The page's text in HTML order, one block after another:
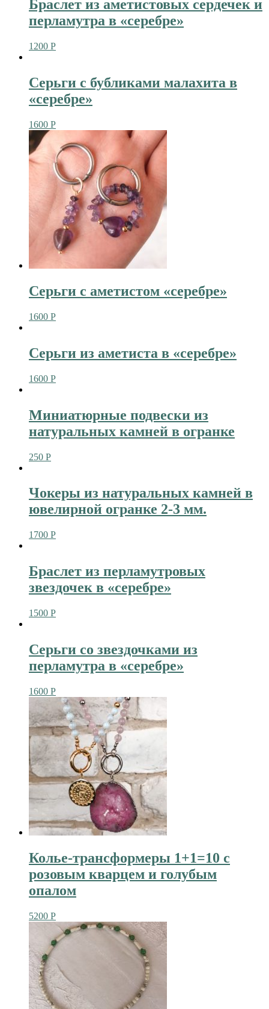
Браслет из аметистовых сердечек и
перламутра в «серебре»
1200 Р
Серьги с бубликами малахита в
«серебре»
1600 Р
Серьги с аметистом «серебре»
1600 Р
Серьги из аметиста в «серебре»
1600 Р
Миниатюрные подвески из
натуральных камней в огранке
250 Р
Чокеры из натуральных камней в
ювелирной огранке 2-3 мм.
1700 Р
Браслет из перламутровых
звездочек в «серебре»
1500 Р
Серьги со звездочками из
перламутра в «серебре»
1600 Р
Колье-трансформеры 1+1=10 с
розовым кварцем и голубым
опалом
5200 Р